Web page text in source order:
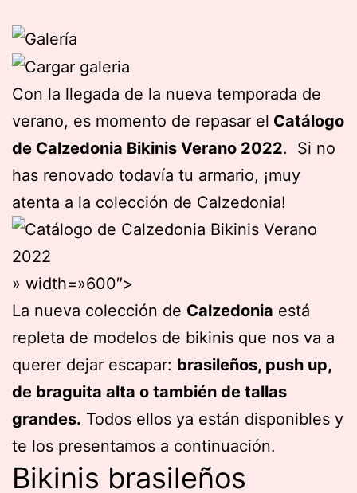
Con la llegada de la nueva temporada de
verano, es momento de repasar el Catálogo
de Calzedonia Bikinis Verano 2022. Si no
has renovado todavía tu armario, ¡muy
atenta a la colección de Calzedonia!
» width=»600″>
La nueva colección de Calzedonia está
repleta de modelos de bikinis que nos va a
querer dejar escapar: brasileños, push up,
de braguita alta o también de tallas
grandes. Todos ellos ya están disponibles y
te los presentamos a continuación.
Bikinis brasileños